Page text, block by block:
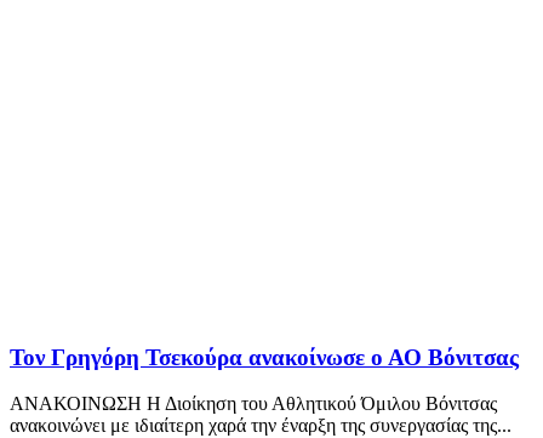
Τον Γρηγόρη Τσεκούρα ανακοίνωσε ο ΑΟ Βόνιτσας
ΑΝΑΚΟΙΝΩΣΗ Η Διοίκηση του Αθλητικού Όμιλου Βόνιτσας
ανακοινώνει με ιδιαίτερη χαρά την έναρξη της συνεργασίας της...